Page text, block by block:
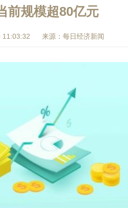
前规模超80亿元
11:03:32 来源：每日经济新闻